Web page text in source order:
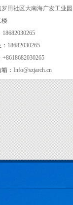
罗田社区大南海广发工业园
楼
18682030265
18682030265
+8618682030265
： Info@szjarch.cn